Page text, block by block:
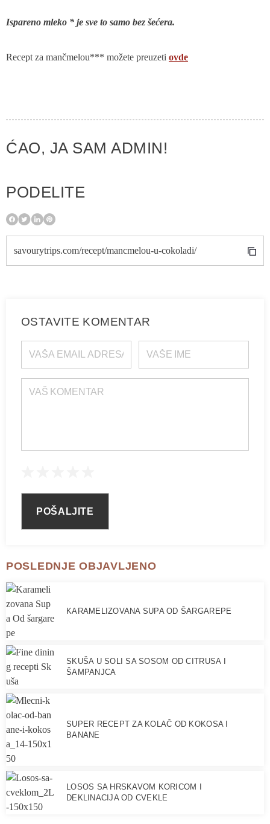
Ispareno mleko * je sve to samo bez šećera.
Recept za mančmelou*** možete preuzeti ovde
ĆAO, JA SAM ADMIN!
PODELITE
savourytrips.com/recept/mancmelou-u-cokoladi/
OSTAVITE KOMENTAR
POSLEDNJE OBJAVLJENO
KARAMELIZOVANA SUPA OD ŠARGAREPE
SKUŠA U SOLI SA SOSOM OD CITRUSA I
ŠAMPANJCA
SUPER RECEPT ZA KOLAČ OD KOKOSA I
BANANE
LOSOS SA HRSKAVOM KORICOM I
DEKLINACIJA OD CVEKLE